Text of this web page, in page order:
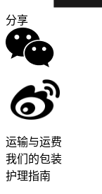
分享
运输与运费
我们的包装
护理指南